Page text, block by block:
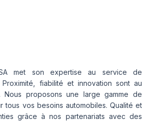
met son expertise au service de
Proximité, fiabilité et innovation sont au
proposons une large gamme de
tous vos besoins automobiles. Qualité et
grâce à nos partenariats avec des